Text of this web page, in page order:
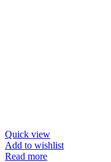
Quick view
Add to wishlist
Read more